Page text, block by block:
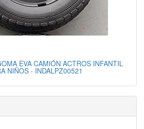
EVA CAMIÓN ACTROS INFANTIL
NIÑOS - INDALPZ00521